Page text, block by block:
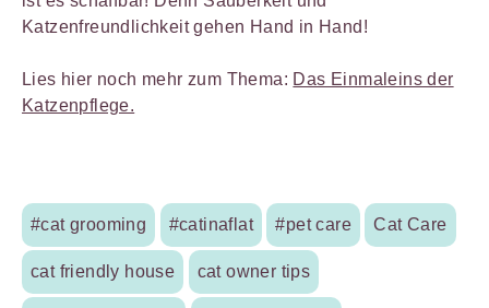
Katzenfreundlichkeit gehen Hand in Hand!
Lies hier noch mehr zum Thema: Das Einmaleins der
Katzenpflege.
#cat grooming #catinaflat #pet care Cat Care
cat friendly house cat owner tips